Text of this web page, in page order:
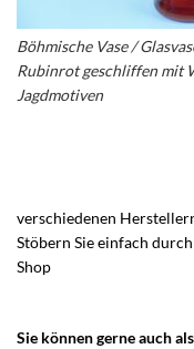
Böhmische Vase /
Rubinrot geschliffen mit
Jagdmotiven
verschiedenen
Stöbern Sie einfach
Shop
Sie können gerne auch